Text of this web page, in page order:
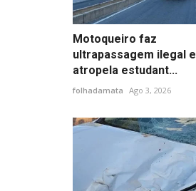
Motoqueiro faz
ultrapassagem ilegal e
atropela estudant...
folhadamata Ago 3, 2026